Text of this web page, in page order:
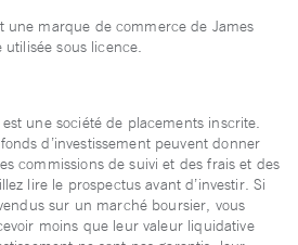
une marque de commerce de James
sous licence.
une société de placements inscrite.
d’investissement peuvent donner
commissions de suivi et des frais et des
lire le prospectus avant d’investir. Si
sur un marché boursier, vous
moins que leur valeur liquidative